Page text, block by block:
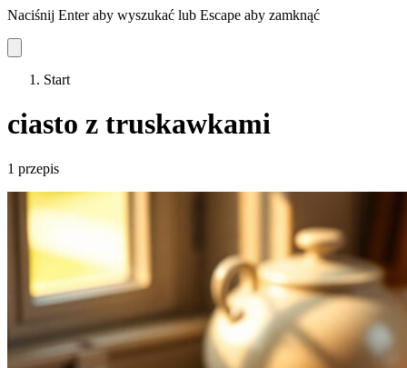
Naciśnij Enter aby wyszukać lub Escape aby zamknąć
Start
ciasto z truskawkami
1 przepis